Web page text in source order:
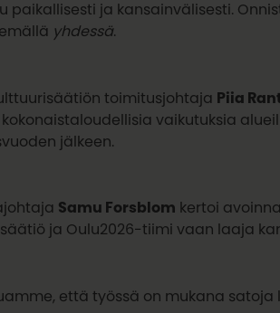
paikallisesti ja kansainvälisesti.
yhdessä
toimitusjohtaja Piia
vaikutuksia
jälkeen.
Samu Forsblom kertoi
ja Oulu2026-tiimi vaan laaja
että työssä on mukana